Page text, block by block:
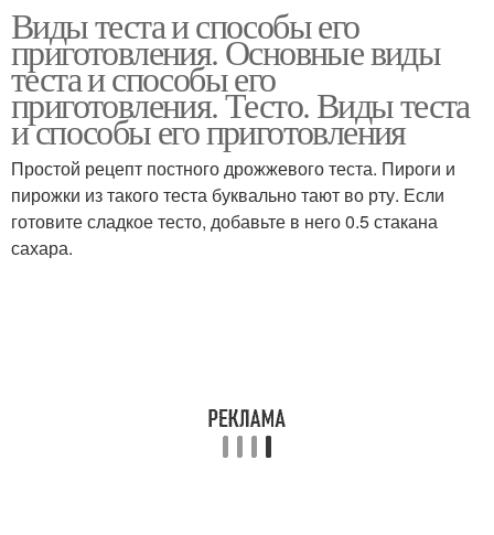
Слоеное тесто
Виды теста и способы его
приготовления. Основные виды
теста и способы его
приготовления. Тесто. Виды теста
и способы его приготовления
Простой рецепт постного дрожжевого теста. Пироги и
пирожки из такого теста буквально тают во рту. Если
готовите сладкое тесто, добавьте в него 0.5 стакана
сахара.